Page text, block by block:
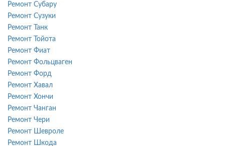
Ремонт Субару
Ремонт Сузуки
Ремонт Танк
Ремонт Тойота
Ремонт Фиат
Ремонт Фольцваген
Ремонт Форд
Ремонт Хавал
Ремонт Хончи
Ремонт Чанган
Ремонт Чери
Ремонт Шевроле
Ремонт Шкода